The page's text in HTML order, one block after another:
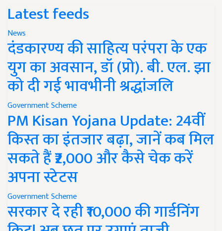
Latest feeds
News
दंडकारण्य की साहित्य परंपरा के एक
युग का अवसान, डॉ (प्रो). बी. एल. झा
को दी गई भावभीनी श्रद्धांजलि
Government Scheme
PM Kisan Yojana Update: 24वीं
किस्त का इंतजार बढ़ा, जानें कब मिल
सकते हैं ₹2,000 और कैसे चेक करें
अपना स्टेटस
Government Scheme
सरकार दे रही ₹10,000 की गार्डनिंग